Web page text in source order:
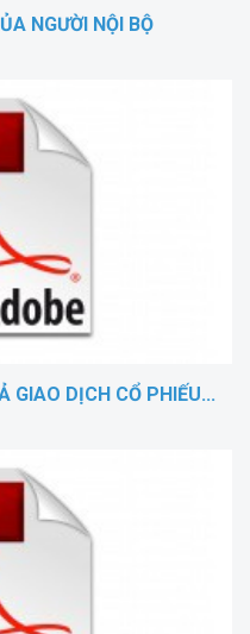
NGƯỜI NỘI BỘ
GIAO DỊCH CỔ PHIẾU...